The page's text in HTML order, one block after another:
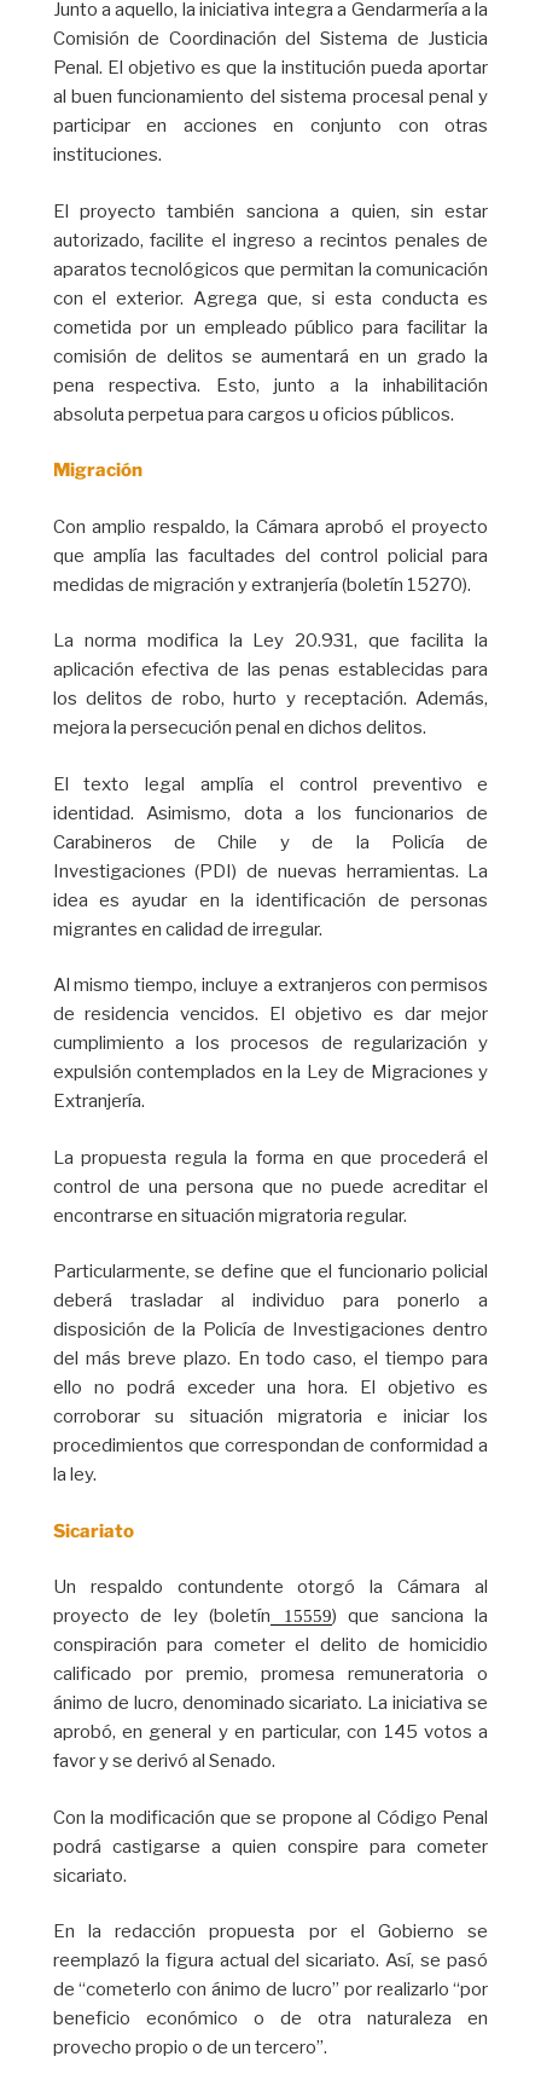
Junto a aquello, la iniciativa integra a Gendarmería a la
Comisión de Coordinación del Sistema de Justicia
Penal. El objetivo es que la institución pueda aportar
al buen funcionamiento del sistema procesal penal y
participar en acciones en conjunto con otras
instituciones.
El proyecto también sanciona a quien, sin estar
autorizado, facilite el ingreso a recintos penales de
aparatos tecnológicos que permitan la comunicación
con el exterior. Agrega que, si esta conducta es
cometida por un empleado público para facilitar la
comisión de delitos se aumentará en un grado la
pena respectiva. Esto, junto a la inhabilitación
absoluta perpetua para cargos u oficios públicos.
Migración
Con amplio respaldo, la Cámara aprobó el proyecto
que amplía las facultades del control policial para
medidas de migración y extranjería (boletín 15270).
La norma modifica la Ley 20.931, que facilita la
aplicación efectiva de las penas establecidas para
los delitos de robo, hurto y receptación. Además,
mejora la persecución penal en dichos delitos.
El texto legal amplía el control preventivo e
identidad. Asimismo, dota a los funcionarios de
Carabineros de Chile y de la Policía de
Investigaciones (PDI) de nuevas herramientas. La
idea es ayudar en la identificación de personas
migrantes en calidad de irregular.
Al mismo tiempo, incluye a extranjeros con permisos
de residencia vencidos. El objetivo es dar mejor
cumplimiento a los procesos de regularización y
expulsión contemplados en la Ley de Migraciones y
Extranjería.
La propuesta regula la forma en que procederá el
control de una persona que no puede acreditar el
encontrarse en situación migratoria regular.
Particularmente, se define que el funcionario policial
deberá trasladar al individuo para ponerlo a
disposición de la Policía de Investigaciones dentro
del más breve plazo. En todo caso, el tiempo para
ello no podrá exceder una hora. El objetivo es
corroborar su situación migratoria e iniciar los
procedimientos que correspondan de conformidad a
la ley.
Sicariato
Un respaldo contundente otorgó la Cámara al
proyecto de ley (boletín 15559) que sanciona la
conspiración para cometer el delito de homicidio
calificado por premio, promesa remuneratoria o
ánimo de lucro, denominado sicariato. La iniciativa se
aprobó, en general y en particular, con 145 votos a
favor y se derivó al Senado.
Con la modificación que se propone al Código Penal
podrá castigarse a quien conspire para cometer
sicariato.
En la redacción propuesta por el Gobierno se
reemplazó la figura actual del sicariato. Así, se pasó
de “cometerlo con ánimo de lucro” por realizarlo “por
beneficio económico o de otra naturaleza en
provecho propio o de un tercero”.